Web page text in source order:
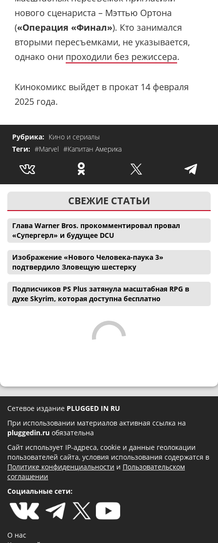
нового сценариста – Мэттью Ортона
(«Операция «Финал»). Кто занимался
вторыми пересъемками, не указывается,
однако они проходили без режиссера.
Кинокомикс выйдет в прокат 14 февраля
2025 года.
Рубрика: Кино и сериалы
Теги: #Marvel #Капитан Америка
СВЕЖИЕ СТАТЬИ
Глава Warner Bros. прокомментировал провал
«Супергерл» и будущее DCU
Изображение «Нового Человека-паука 3»
подтвердило Зловещую шестерку
Подписчиков PS Plus затянула масштабная RPG в
духе Skyrim, которая доступна бесплатно
Сетевое издание PLUGGED IN RU
При использовании материалов активная ссылка на
pluggedin.ru обязательна
Сайт использует IP-адреса, cookie и данные геолокации
пользователей сайта, условия использования содержатся в
Политике конфиденциальности и Пользовательском
соглашении
Социальные сети:
О нас